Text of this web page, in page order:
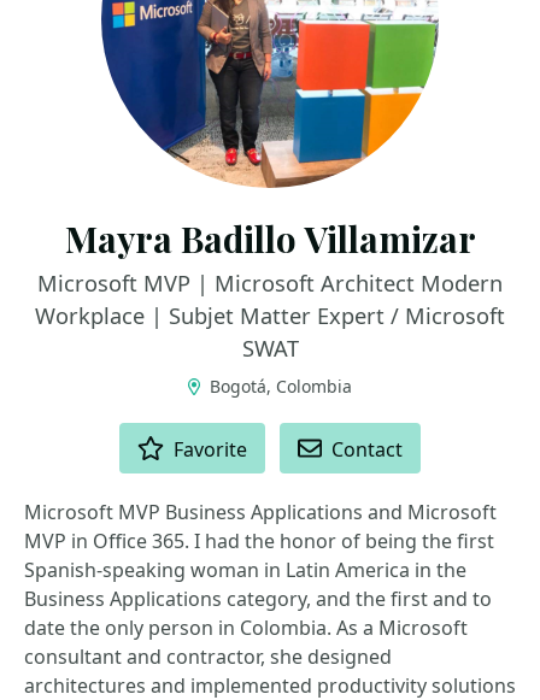
Mayra Badillo Villamizar
Microsoft MVP | Microsoft Architect Modern
Workplace | Subjet Matter Expert / Microsoft
SWAT
Bogotá, Colombia
Favorite Contact
Microsoft MVP Business Applications and Microsoft
MVP in Office 365. I had the honor of being the first
Spanish-speaking woman in Latin America in the
Business Applications category, and the first and to
date the only person in Colombia. As a Microsoft
consultant and contractor, she designed
architectures and implemented productivity solutions